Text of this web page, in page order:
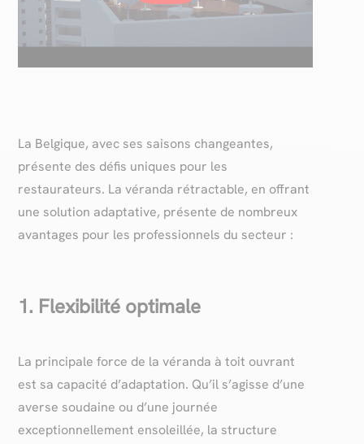
La Belgique, avec ses saisons changeantes,
présente des défis uniques pour les
restaurateurs. La véranda rétractable, en offrant
une solution adaptative, présente de nombreux
avantages pour les professionnels du secteur :
1. Flexibilité optimale
La principale force de la véranda à toit ouvrant
est sa capacité d’adaptation. Qu’il s’agisse d’une
averse soudaine ou d’une journée
exceptionnellement ensoleillée, la structure